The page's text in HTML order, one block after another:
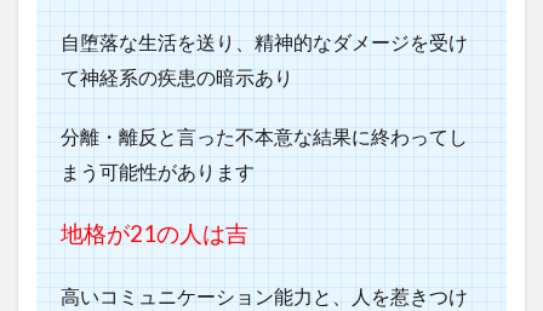
自堕落な生活を送り、精神的なダメージを受け
て神経系の疾患の暗示あり
分離・離反と言った不本意な結果に終わってし
まう可能性があります
地格が21の人は吉
高いコミュニケーション能力と、人を惹きつけ